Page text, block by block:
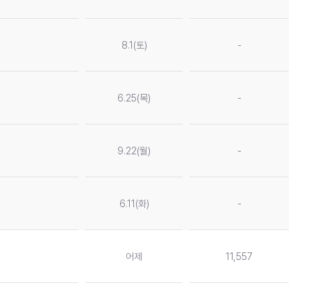
8.1(토) -
6.25(목) -
9.22(월) -
6.11(화) -
어제 11,557